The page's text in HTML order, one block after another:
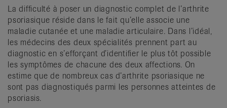
La difficulté à poser un diagnostic complet de l’arthrite
psoriasique réside dans le fait qu’elle associe une
maladie cutanée et une maladie articulaire. Dans l’idéal,
les médecins des deux spécialités prennent part au
diagnostic en s’efforçant d’identifier le plus tôt possible
les symptômes de chacune des deux affections. On
estime que de nombreux cas d’arthrite psoriasique ne
sont pas diagnostiqués parmi les personnes atteintes de
psoriasis.